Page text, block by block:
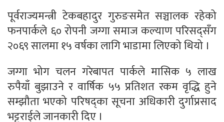
पूर्वराज्यमन्त्री टेकबहादुर गुरुङसमेत सञ्चालक रहेको
फनपार्कले ६० रोपनी जग्गा समाज कल्याण परिसद्सँग
२०६९ सालमा १५ वर्षका लागि भाडामा लिएको थियो ।
जग्गा भोग चलन गरेबापत पार्कले मासिक ५ लाख
रुपैयाँ बुझाउने र वार्षिक ५५ प्रतिशत रकम वृद्धि हुने
सम्झौता भएको परिषद्‌का सूचना अधिकारी दुर्गाप्रसाद
भट्टराईले जानकारी दिए ।